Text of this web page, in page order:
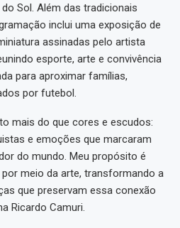
Sol. Além das tradicionais
inclui uma exposição de
assinadas pelo artista
esporte, arte e convivência
para aproximar famílias,
por futebol.
mais do que cores e escudos:
e emoções que marcaram
do mundo. Meu propósito é
meio da arte, transformando a
que preservam essa conexão
Ricardo Camuri.